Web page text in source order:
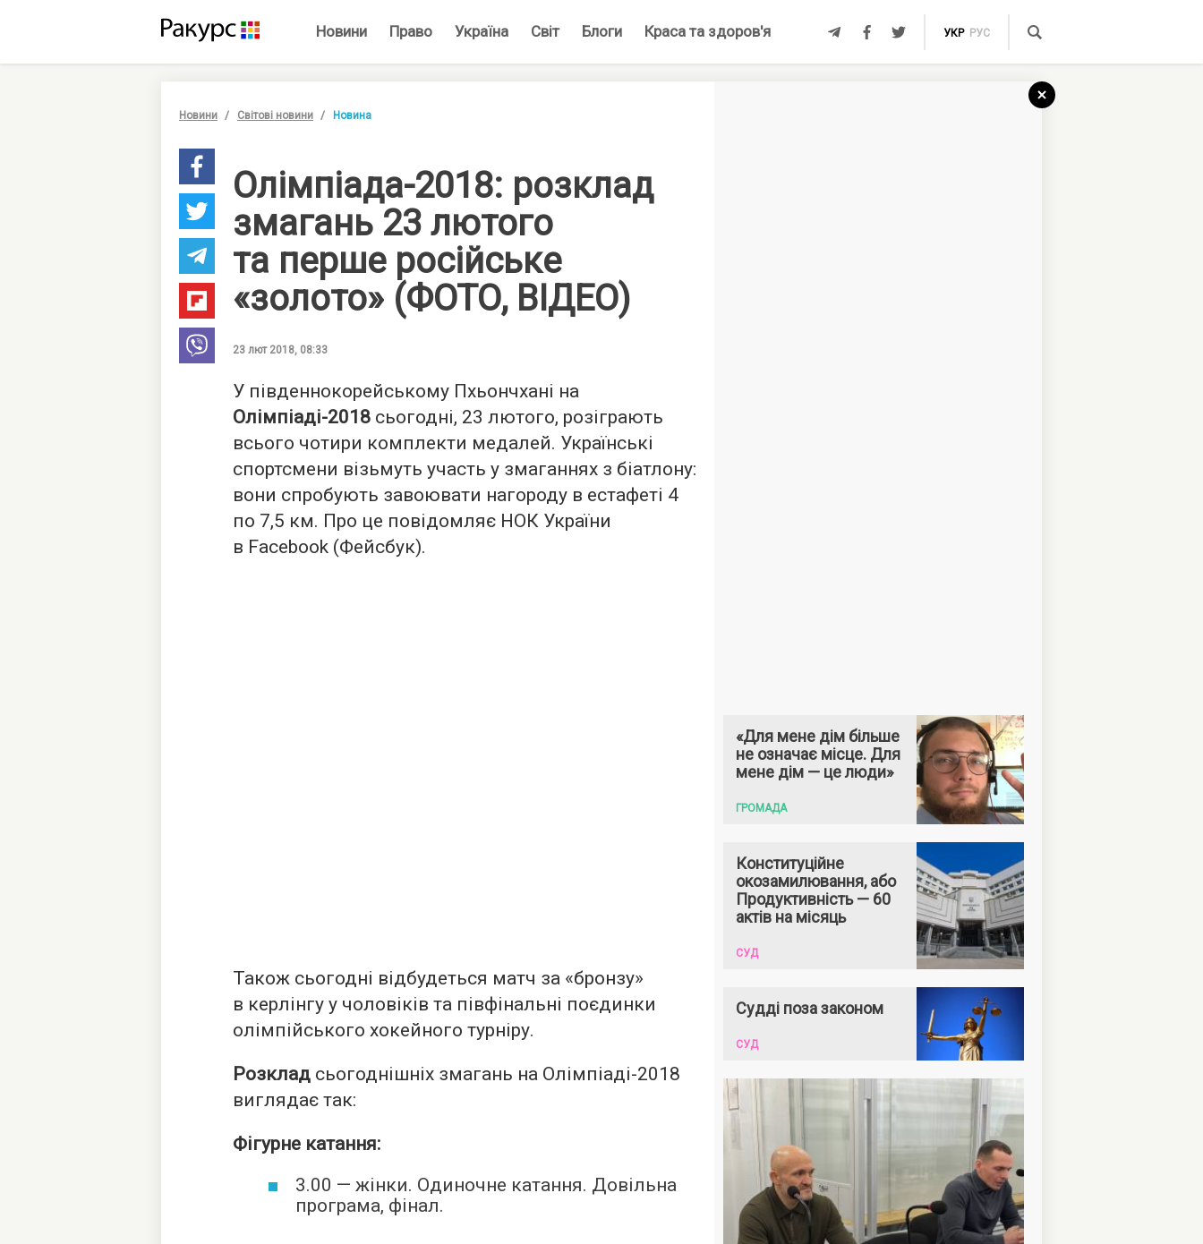
Новини Право Україна Світ Блоги Краса та здоров'я УКР РУС
Новини Світові новини Новина
Олімпіада-2018: розклад
змагань 23 лютого
та перше російське
«золото» (ФОТО, ВІДЕО)
23 лют 2018, 08:33
У південнокорейському Пхьончхані на
Олімпіаді-2018 сьогодні, 23 лютого, розіграють
всього чотири комплекти медалей. Українські
спортсмени візьмуть участь у змаганнях з біатлону:
вони спробують завоювати нагороду в естафеті 4
по 7,5 км. Про це повідомляє НОК України
в Facebook (Фейсбук).
Також сьогодні відбудеться матч за «бронзу»
в керлінгу у чоловіків та півфінальні поєдинки
олімпійського хокейного турніру.
Розклад сьогоднішніх змагань на Олімпіаді-2018
виглядає так:
Фігурне катання:
3.00 — жінки. Одиночне катання. Довільна
програма, фінал.
«Для мене дім більше
не означає місце. Для
мене дім — це люди»
ГРОМАДА
Конституційне
окозамилювання, або
Продуктивність — 60
актів на місяць
СУД
Судді поза законом
СУД